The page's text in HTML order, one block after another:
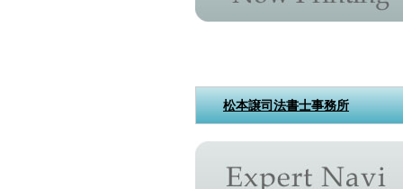
松本譲司法書士事務所